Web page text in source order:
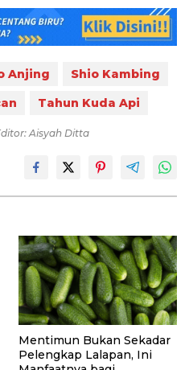
Anjing
Shio Kambing
Tahun Kuda Api
Aisyah Ditta
Mentimun Bukan Sekadar
Pelengkap Lalapan, Ini